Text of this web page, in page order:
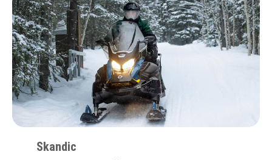
Skandic